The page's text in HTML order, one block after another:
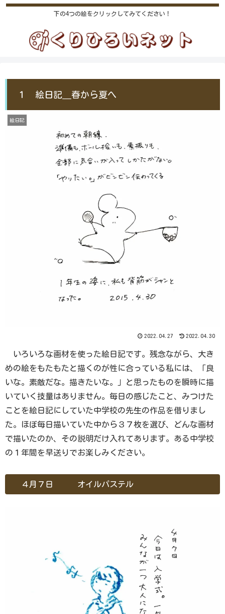
下の4つの絵をクリックしてみてください！
１ 絵日記＿春から夏へ
絵日記
2022.04.27 2022.04.30
いろいろな画材を使った絵日記です。残念ながら、大き
めの絵をもたもたと描くのが性に合っている私には、「良
いな。素敵だな。描きたいな。」と思ったものを瞬時に描
いていく技量はありません。毎日の感じたこと、みつけた
ことを絵日記にしていた中学校の先生の作品を借りまし
た。ほぼ毎日描いていた中から３７枚を選び、どんな画材
で描いたのか、その説明だけ入れてあります。ある中学校
の１年間を早送りでお楽しみください。
４月７日 オイルパステル